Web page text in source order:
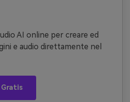
AI online per creare ed
e audio direttamente nel